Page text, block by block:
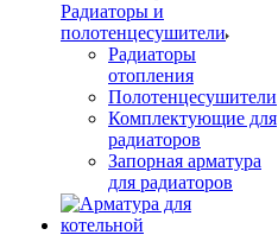
Радиаторы и
полотенцесушители
Радиаторы
отопления
Полотенцесушители
Комплектующие для
радиаторов
Запорная арматура
для радиаторов